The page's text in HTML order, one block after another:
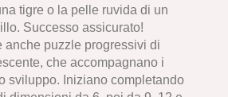
tigre o la pelle ruvida di un
Successo assicurato!
anche puzzle progressivi di
che accompagnano i
sviluppo. Iniziano completando